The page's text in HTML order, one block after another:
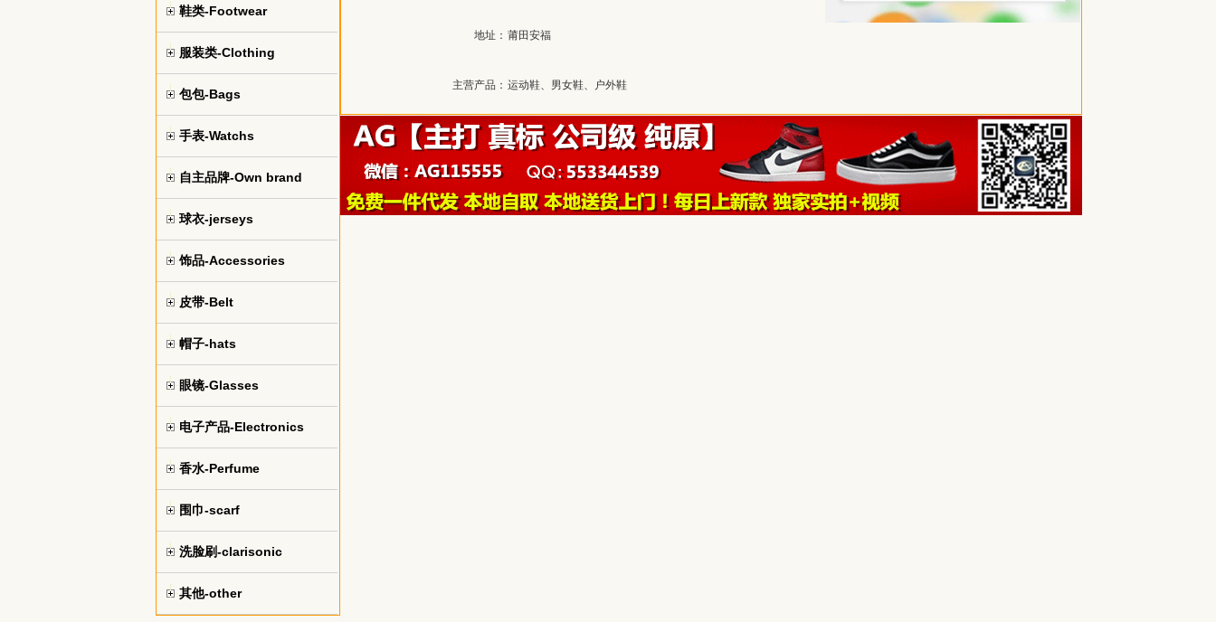
鞋类-Footwear
服装类-Clothing
包包-Bags
手表-Watchs
自主品牌-Own brand
球衣-jerseys
饰品-Accessories
皮带-Belt
帽子-hats
眼镜-Glasses
电子产品-Electronics
香水-Perfume
围巾-scarf
洗脸刷-clarisonic
其他-other
地址： 莆田安福
主营产品： 运动鞋、男女鞋、户外鞋